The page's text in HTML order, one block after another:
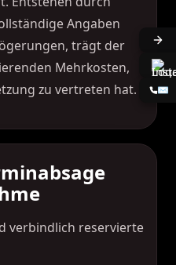
✉️
Angaben
trägt der
Mehrkosten,
zu vertreten hat.
verbindlich reservierte